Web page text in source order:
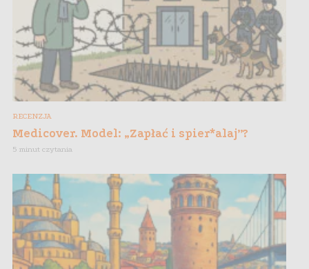
RECENZJA
Medicover. Model: „Zapłać i spier*alaj”?
5 minut czytania